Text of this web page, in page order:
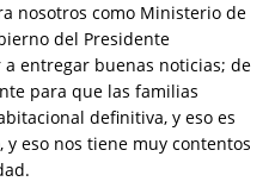
nosotros como Ministerio de
del Presidente
entregar buenas noticias; de
para que las familias
definitiva, y eso es
eso nos tiene muy contentos